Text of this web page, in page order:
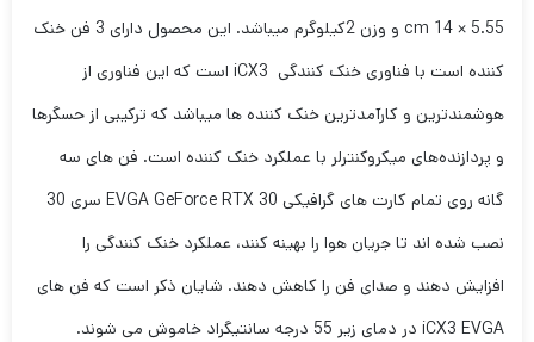
5.55 × 14 cm و وزن 2کیلوگرم میباشد. این محصول دارای 3 فن خنک
کننده است با فناوری خنک کنندگی iCX3 است که این فناوری از
هوشمندترین و کارآمدترین خنک کننده ها میباشد که ترکیبی از حسگرها
و پردازنده‌های میکروکنترلر با عملکرد خنک کننده است. فن های سه
گانه روی تمام کارت های گرافیکی EVGA GeForce RTX 30 سری 30
نصب شده اند تا جریان هوا را بهینه کنند، عملکرد خنک کنندگی را
افزایش دهند و صدای فن را کاهش دهند. شایان ذکر است که فن های
iCX3 EVGA در دمای زیر 55 درجه سانتیگراد خاموش می شوند.